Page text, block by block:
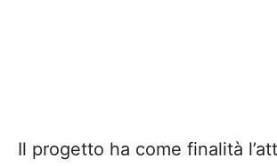
Il progetto ha come finalità